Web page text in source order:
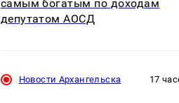
самым богатым по доходам
депутатом АОСД
Новости Архангельска 17